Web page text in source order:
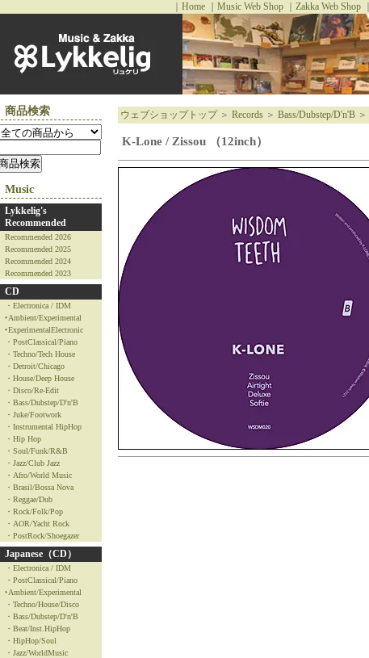
Home｜ Music Web Shop｜ Zakka Web Shop｜
商品検索
Music
Lykkelig's
Recommended
Recommended 2026
Recommended 2025
Recommended 2024
Recommended 2023
CD
・Electronica / IDM
‣Ambient/Experimental
‣ExperimentalElectronic
・PostClassical/Piano
・Techno/Tech House
・Detroit/Chicago
・House/Deep House
・Disco/Re-Edit
・Bass/Dubstep/D'n'B
・Juke/Footwork
・Instrumental HipHop
・Hip Hop
・Soul/Funk/R&B
・Jazz/Club Jazz
・Afro/World Music
・Brasil/Bossa Nova
・Reggae/Dub
・Rock/Folk/Pop
・AOR/Yacht Rock
・PostRock/Shoegazer
Japanese（CD）
・Electronica / IDM
・PostClassical/Piano
‣Ambient/Experimental
・Techno/House/Disco
・Bass/Dubstep/D'n'B
・Beat/Inst.HipHop
・HipHop/Soul
・Jazz/WorldMusic
ウェブショップトップ＞ Records＞ Bass/Dubstep/D'n'B＞
K-Lone / Zissou （12inch）